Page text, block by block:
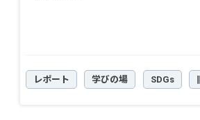
レポート 学びの場 SDGs